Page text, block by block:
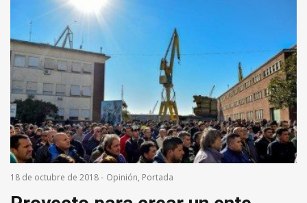
18 de octubre de 2018- Opinión, Portada